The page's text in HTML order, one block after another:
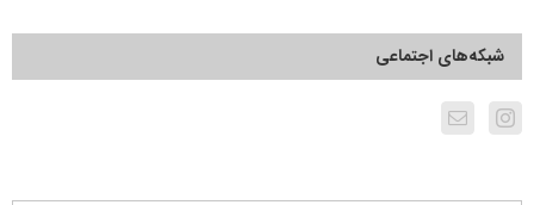
شبکه‌های اجتماعی